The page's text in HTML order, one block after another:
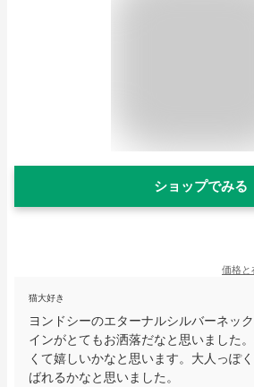
ショップでみる
価格と
猫大好き
ヨンドシーのエターナルシルバーネッ
インがとてもお洒落だなと思いました
くて嬉しいかなと思います。大人っぽ
ばれるかなと思いました。